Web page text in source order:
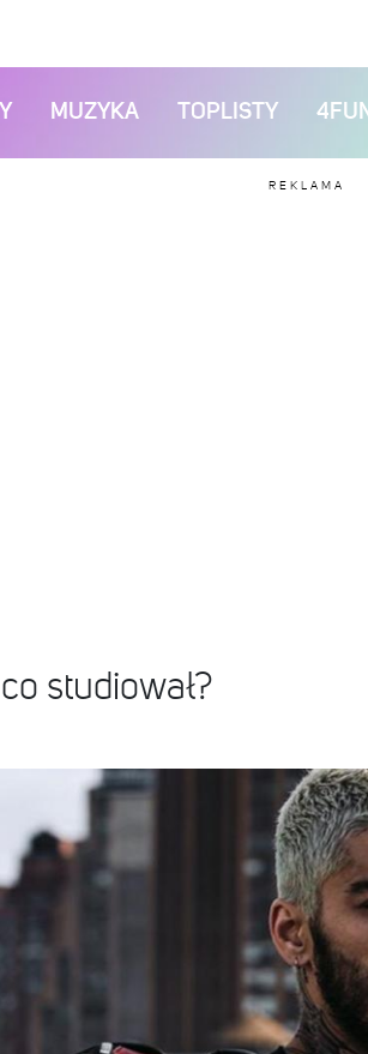
MUZYKA TOPLISTY
REKLAMA
studiował?